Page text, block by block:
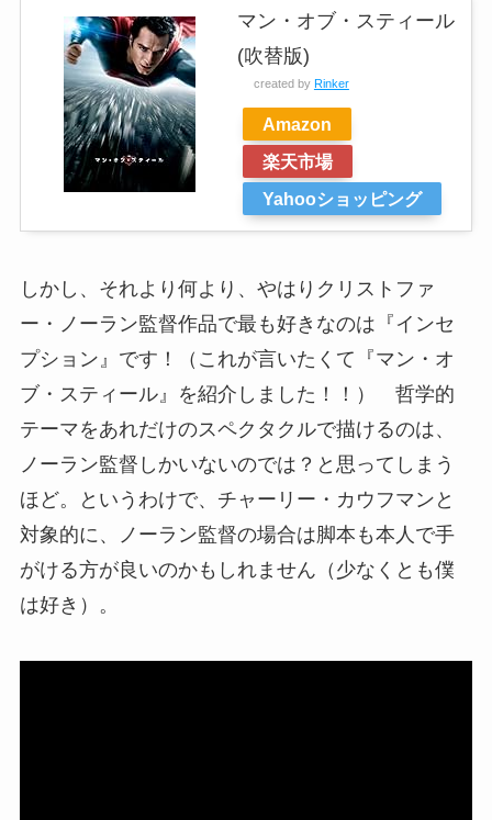
マン・オブ・スティール
(吹替版)
created by Rinker
Amazon
楽天市場
Yahooショッピング
しかし、それより何より、やはりクリストファ
ー・ノーラン監督作品で最も好きなのは『インセ
プション』です！（これが言いたくて『マン・オ
ブ・スティール』を紹介しました！！） 哲学的
テーマをあれだけのスペクタクルで描けるのは、
ノーラン監督しかいないのでは？と思ってしまう
ほど。というわけで、チャーリー・カウフマンと
対象的に、ノーラン監督の場合は脚本も本人で手
がける方が良いのかもしれません（少なくとも僕
は好き）。